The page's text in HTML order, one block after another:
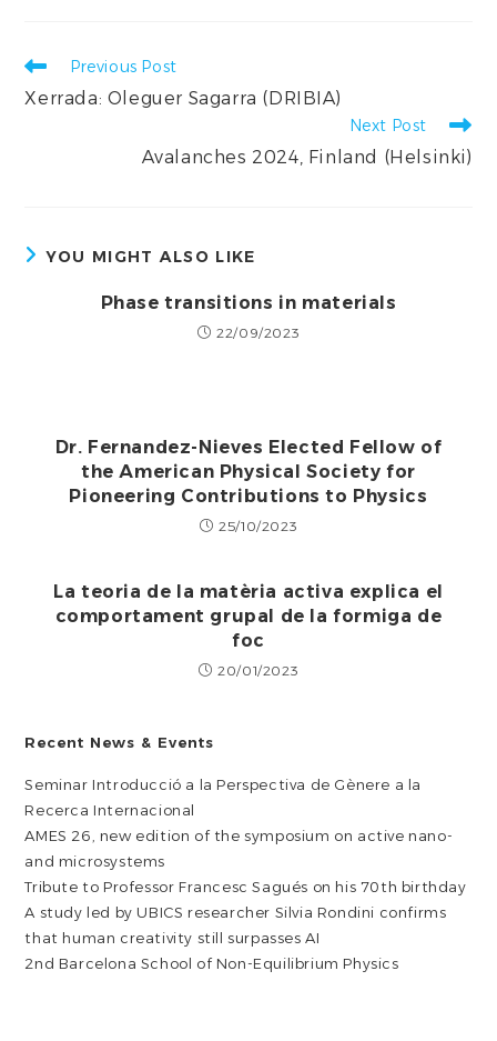
Read
articles
Previous Post
Xerrada: Oleguer Sagarra (DRIBIA)
Next Post
Avalanches 2024, Finland (Helsinki)
YOU MIGHT ALSO LIKE
Phase transitions in materials
22/09/2023
Dr. Fernandez-Nieves Elected Fellow of
the American Physical Society for
Pioneering Contributions to Physics
25/10/2023
La teoria de la matèria activa explica el
comportament grupal de la formiga de
foc
20/01/2023
Recent News & Events
Seminar Introducció a la Perspectiva de Gènere a la
Recerca Internacional
AMES 26, new edition of the symposium on active nano-
and microsystems
Tribute to Professor Francesc Sagués on his 70th birthday
A study led by UBICS researcher Silvia Rondini confirms
that human creativity still surpasses AI
2nd Barcelona School of Non-Equilibrium Physics